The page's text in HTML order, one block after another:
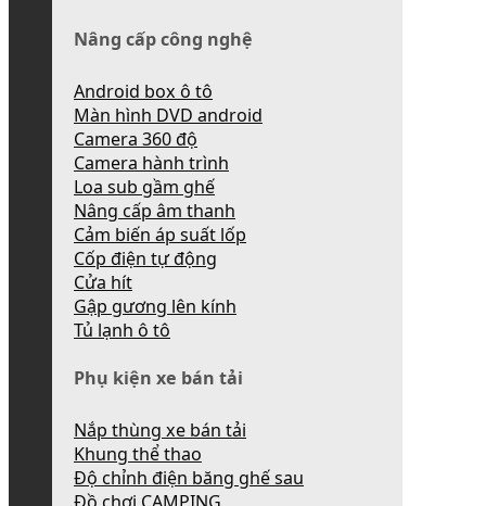
Nâng cấp công nghệ
Android box ô tô
Màn hình DVD android
Camera 360 độ
Camera hành trình
Loa sub gầm ghế
Nâng cấp âm thanh
Cảm biến áp suất lốp
Cốp điện tự động
Cửa hít
Gập gương lên kính
Tủ lạnh ô tô
Phụ kiện xe bán tải
Nắp thùng xe bán tải
Khung thể thao
Độ chỉnh điện băng ghế sau